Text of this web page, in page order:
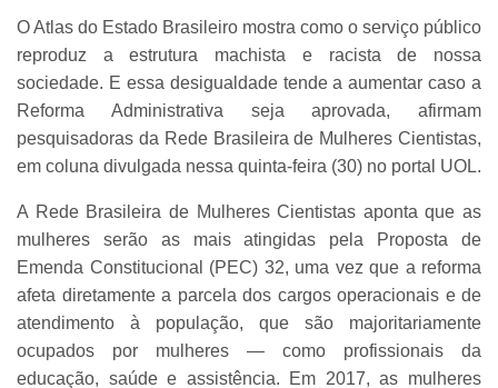
O Atlas do Estado Brasileiro mostra como o serviço público
reproduz a estrutura machista e racista de nossa
sociedade. E essa desigualdade tende a aumentar caso a
Reforma Administrativa seja aprovada, afirmam
pesquisadoras da Rede Brasileira de Mulheres Cientistas,
em coluna divulgada nessa quinta-feira (30) no portal UOL.
A Rede Brasileira de Mulheres Cientistas aponta que as
mulheres serão as mais atingidas pela Proposta de
Emenda Constitucional (PEC) 32, uma vez que a reforma
afeta diretamente a parcela dos cargos operacionais e de
atendimento à população, que são majoritariamente
ocupados por mulheres — como profissionais da
educação, saúde e assistência. Em 2017, as mulheres